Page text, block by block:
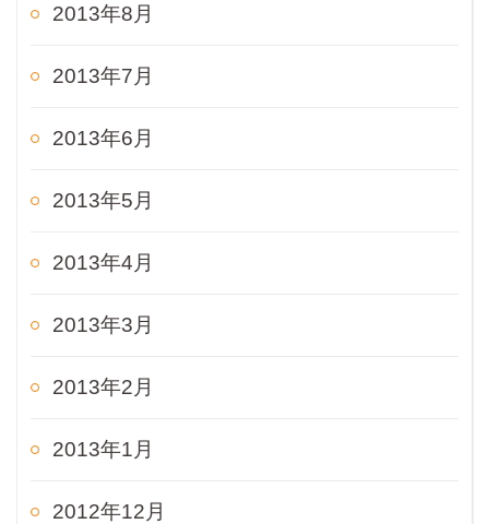
2013年8月
2013年7月
2013年6月
2013年5月
2013年4月
2013年3月
2013年2月
2013年1月
2012年12月